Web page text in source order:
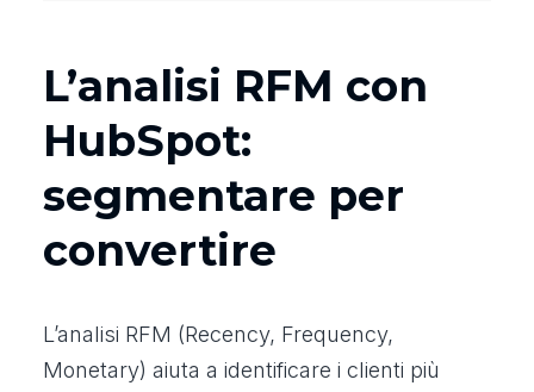
L’analisi RFM con
HubSpot:
segmentare per
convertire
L’analisi RFM (Recency, Frequency,
Monetary) aiuta a identificare i clienti più